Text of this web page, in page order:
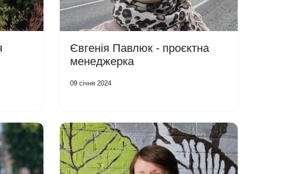
Євгенія Павлюк - проєктна
менеджерка
09 січня 2024